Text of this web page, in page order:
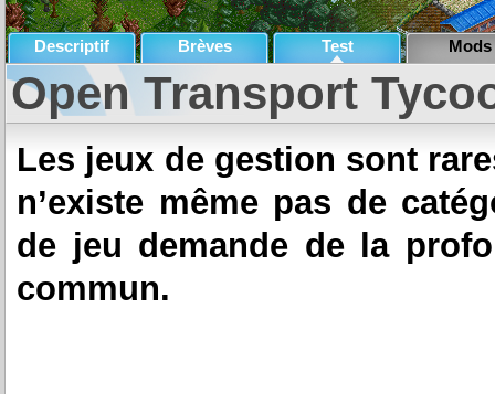
Descriptif Brèves Test Mods
Open Transport
Les jeux de gestion sont
n’existe même pas de
de jeu demande de la
commun.